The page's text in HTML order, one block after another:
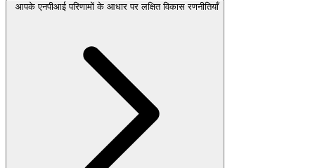
आपके एनपीआई परिणामों के आधार पर लक्षित विकास रणनीतियाँ